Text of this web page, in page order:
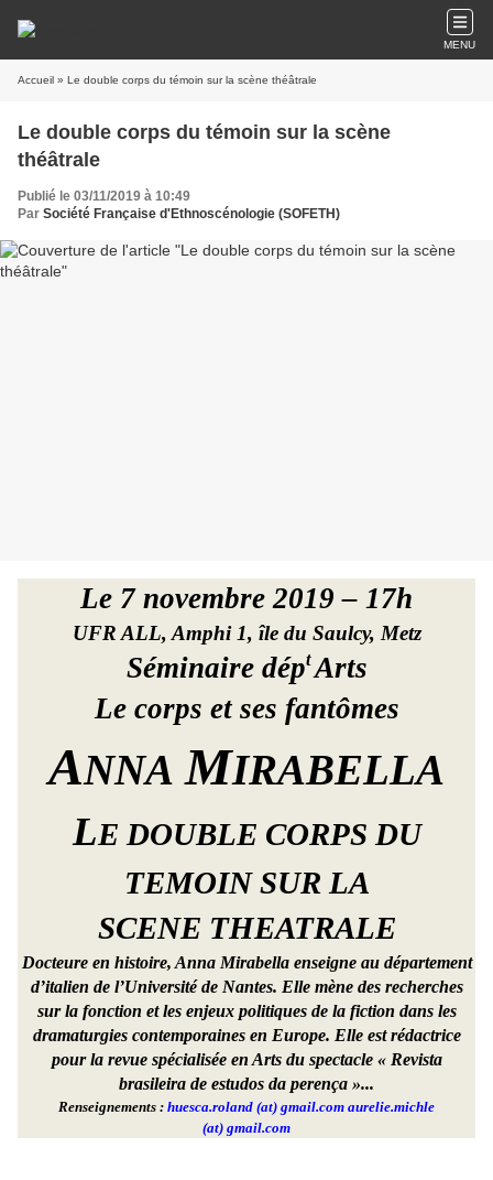
MENU
Accueil » Le double corps du témoin sur la scène théâtrale
Le double corps du témoin sur la scène
théâtrale
Publié le 03/11/2019 à 10:49
Par Société Française d'Ethnoscénologie (SOFETH)
Le 7 novembre 2019 – 17h
UFR ALL, Amphi 1, île du Saulcy, Metz
Séminaire dépt Arts
Le corps et ses fantômes
ANNA MIRABELLA
LE DOUBLE CORPS DU
TEMOIN SUR LA
SCENE THEATRALE
Docteure en histoire, Anna Mirabella enseigne au département
d’italien de l’Université de Nantes. Elle mène des recherches
sur la fonction et les enjeux politiques de la fiction dans les
dramaturgies contemporaines en Europe. Elle est rédactrice
pour la revue spécialisée en Arts du spectacle « Revista
brasileira de estudos da perença »...
Renseignements : huesca.roland (at) gmail.com aurelie.michle
(at) gmail.com